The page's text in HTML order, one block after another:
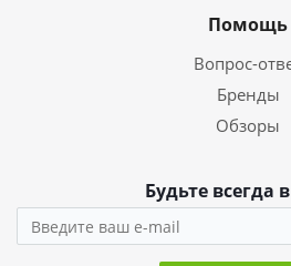
Помощь
Вопрос-
Бренды
Обзоры
Будьте всегда